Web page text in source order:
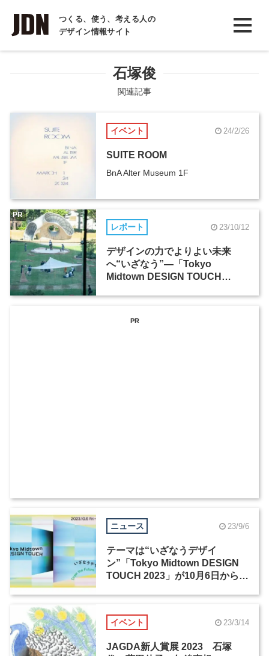
つくる、使う、考える人の
デザイン情報サイト
INTERVIEW
インタビュー
COLUMN
コラム
石塚俊
関連記事
イベント 24/2/26
SUITE ROOM
BnA Alter Museum 1F
レポート 23/10/12
デザインの力でよりよい未来
へ“いざなう”―「Tokyo
Midtown DESIGN TOUCH
PR
PR
ニュース 23/9/6
テーマは“いざなうデザイ
ン”「Tokyo Midtown DESIGN
TOUCH 2023」が10月6日から開
イベント 23/3/14
JAGDA新人賞展 2023 石塚